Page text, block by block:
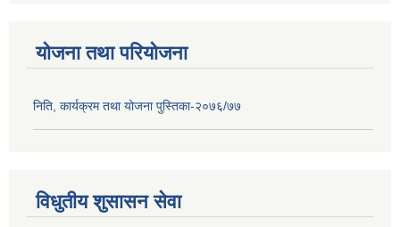
योजना तथा परियोजना
निति, कार्यक्रम तथा योजना पुस्तिका-२०७६/७७
विधुतीय शुसासन सेवा